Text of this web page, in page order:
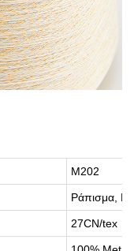
M202
Ράπισμα,
27CN/tex